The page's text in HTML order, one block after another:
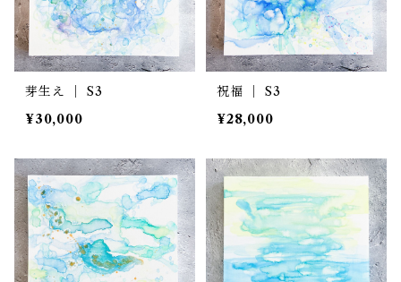
芽生え ｜ S3
¥30,000
祝福 ｜ S3
¥28,000